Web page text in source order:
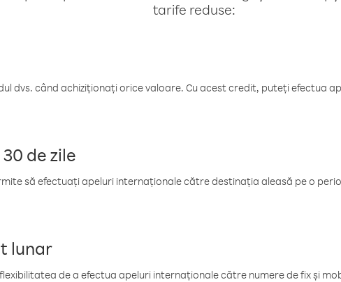
tarife reduse:
dvs. când achiziționați orice valoare. Cu acest credit, puteți efectua
de zile
să efectuați apeluri internaționale către destinația aleasă pe o
lunar
de a efectua apeluri internaționale către numere de fix și